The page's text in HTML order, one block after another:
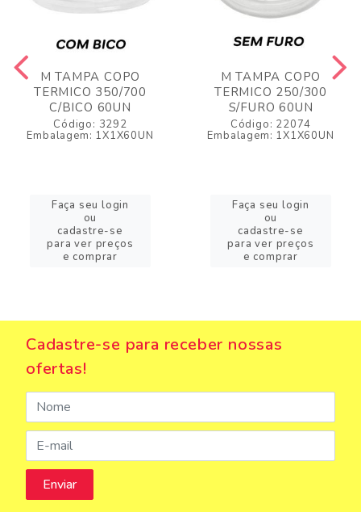
M TAMPA COPO
TERMICO 350/700
C/BICO 60UN
Código: 3292
Embalagem: 1X1X60UN
Faça seu login
ou
cadastre-se
para ver preços
e comprar
M TAMPA COPO
TERMICO 250/300
S/FURO 60UN
Código: 22074
Embalagem: 1X1X60UN
Faça seu login
ou
cadastre-se
para ver preços
e comprar
Cadastre-se para receber nossas
ofertas!